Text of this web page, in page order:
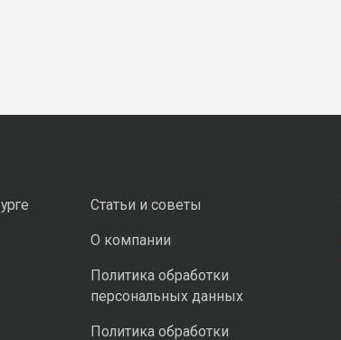
Статьи и советы
О компании
Политика обработки
персональных данных
Политика обработки